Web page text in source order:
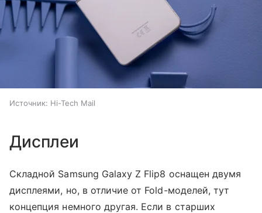
Источник: Hi-Tech Mail
Дисплеи
Складной Samsung Galaxy Z Flip8 оснащен двумя
дисплеями, но, в отличие от Fold-моделей, тут
концепция немного другая. Если в старших